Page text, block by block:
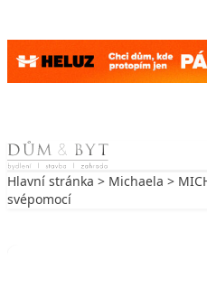
Skip to content
Hlavní stránka > Michaela >
svépomocí